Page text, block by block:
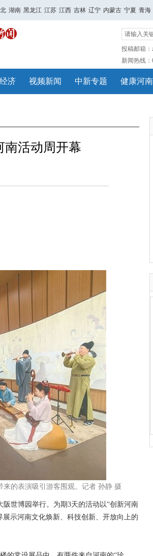
湖南 黑龙江 江苏 江西 吉林 辽宁 内蒙古 宁夏 青海
投稿邮箱：
新闻热线：
济 视频新闻 中新专题 健康河南
南活动周开幕
来的表演吸引游客围观。记者 孙静 摄
世博园举行。为期3天的活动以“创新河南
示河南文化焕新、科技创新、开放向上的